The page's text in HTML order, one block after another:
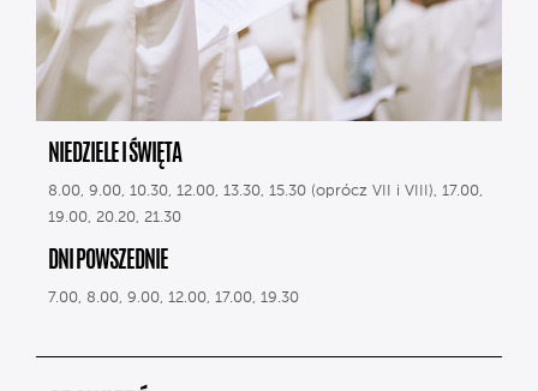
NIEDZIELE I ŚWIĘTA
8.00, 9.00, 10.30, 12.00, 13.30, 15.30 (oprócz VII i VIII), 17.00,
19.00, 20.20, 21.30
DNI POWSZEDNIE
7.00, 8.00, 9.00, 12.00, 17.00, 19.30